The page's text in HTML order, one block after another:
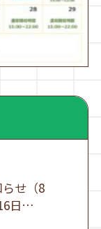
せ（8
日